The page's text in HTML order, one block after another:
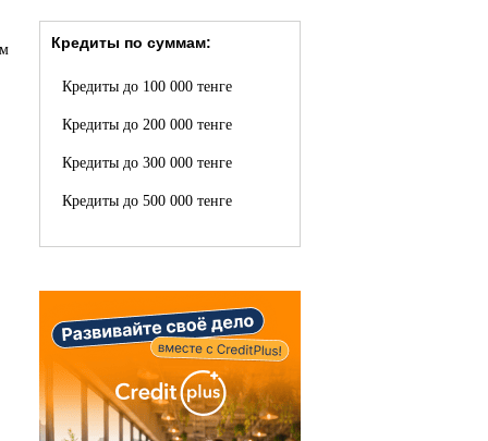
Кредиты по суммам:
Кредиты до 100 000 тенге
Кредиты до 200 000 тенге
Кредиты до 300 000 тенге
Кредиты до 500 000 тенге